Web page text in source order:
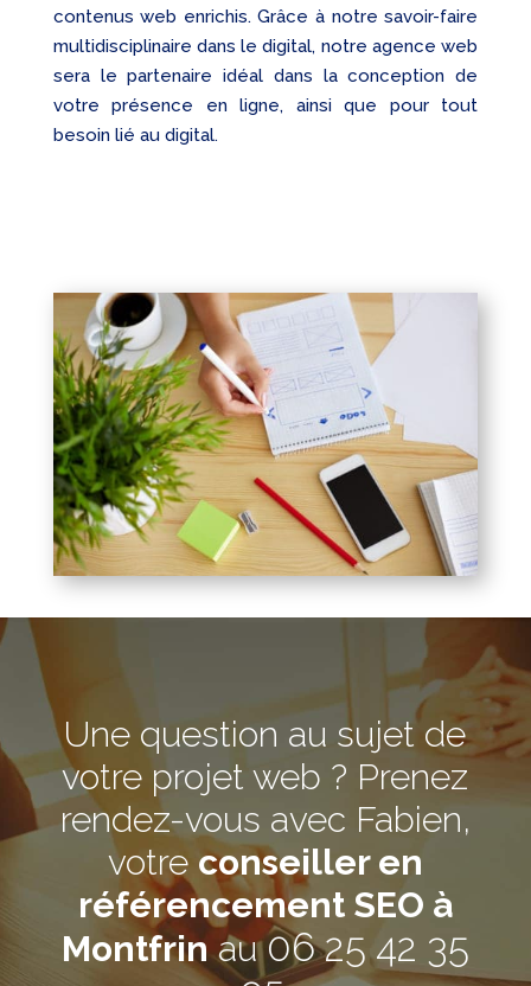
contenus web enrichis. Grâce à notre savoir-faire
multidisciplinaire dans le digital, notre agence web
sera le partenaire idéal dans la conception de
votre présence en ligne, ainsi que pour tout
besoin lié au digital.
Une question au sujet de
votre projet web ? Prenez
rendez-vous avec Fabien,
votre conseiller en
référencement SEO à
Montfrinau06 25 42 35